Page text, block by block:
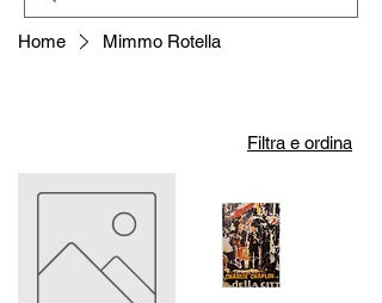
Home Mimmo Rotella
Filtra e ordina